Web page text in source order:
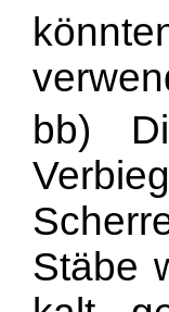
bb)
Stäbe